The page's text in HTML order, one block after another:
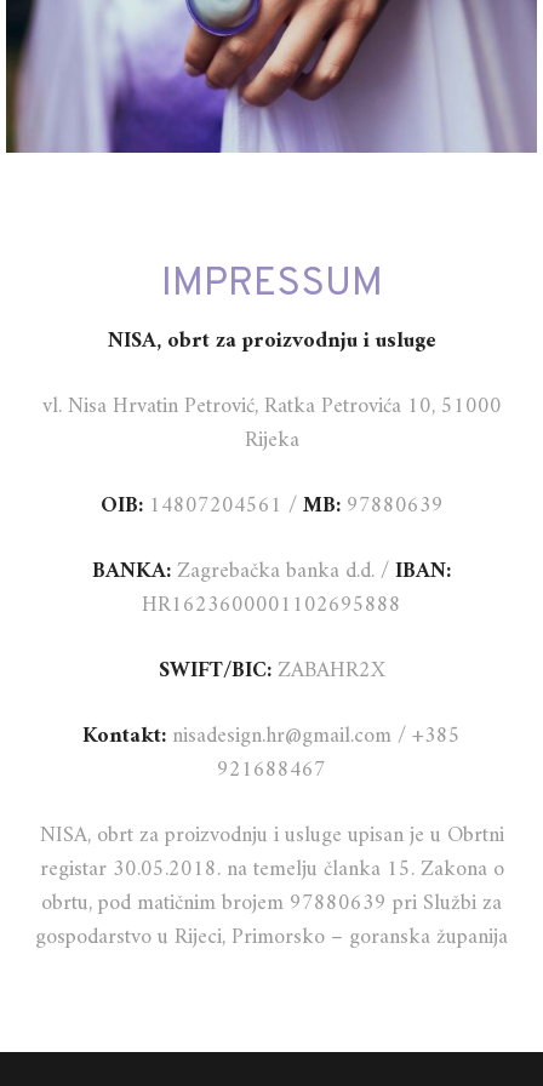
IMPRESSUM
NISA, obrt za proizvodnju i usluge
vl. Nisa Hrvatin Petrović,Ratka Petrovića 10, 51000
Rijeka
OIB: 14807204561 /MB: 97880639
BANKA:Zagrebačka banka d.d. /IBAN:
HR1623600001102695888
SWIFT/BIC: ZABAHR2X
Kontakt:nisadesign.hr@gmail.com/ +385
921688467
NISA, obrt za proizvodnju i usluge upisan je u Obrtni
registar 30.05.2018. na temelju članka 15. Zakona o
obrtu, pod matičnim brojem 97880639 pri Službi za
gospodarstvo u Rijeci, Primorsko – goranska županija